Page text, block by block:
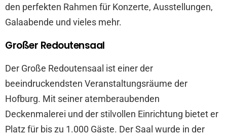
den perfekten Rahmen für Konzerte, Ausstellungen,
Galaabende und vieles mehr.
Großer Redoutensaal
Der Große Redoutensaal ist einer der
beeindruckendsten Veranstaltungsräume der
Hofburg. Mit seiner atemberaubenden
Deckenmalerei und der stilvollen Einrichtung bietet er
Platz für bis zu 1.000 Gäste. Der Saal wurde in der